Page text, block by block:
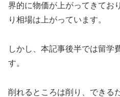
界的に物価が上がってきてお
り相場は上がっています。
しかし、本記事後半では留学
す。
削れるところは削り、できる